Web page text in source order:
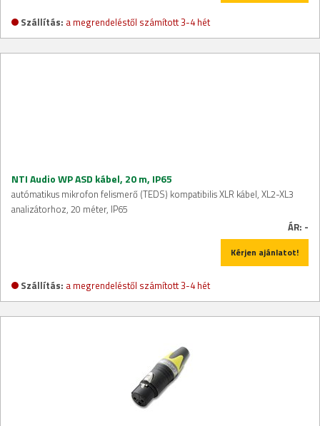
Szállítás: a megrendeléstől számított 3-4 hét
NTI Audio WP ASD kábel, 20 m, IP65
autómatikus mikrofon felismerő (TEDS) kompatibilis XLR kábel, XL2-XL3
analizátorhoz, 20 méter, IP65
ÁR: -
Kérjen ajánlatot!
Szállítás: a megrendeléstől számított 3-4 hét